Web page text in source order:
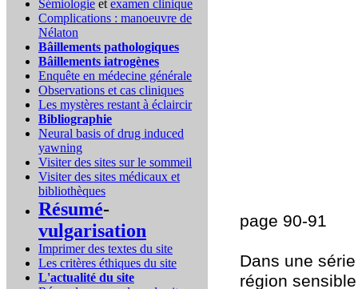
Sémiologie et examen clinique
Complications : manoeuvre de
Nélaton
Bâillements pathologiques
Bâillements iatrogènes
Enquête en médecine générale
Observations et cas cliniques
Les mystères restant à éclaircir
Bibliographie
Neural basis of drug induced
yawning
Visiter des sites sur le sommeil
Visiter des sites médicaux et
bibliothèques
Résumé-
vulgarisation
Imprimer des textes du site
Les critères éthiques du site
L'actualité du site
page 90-91
Dans une
région